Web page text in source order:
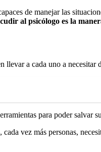
de manejar las
al psicólogo es la
llevar a cada uno a
para poder salvar
vez más personas,